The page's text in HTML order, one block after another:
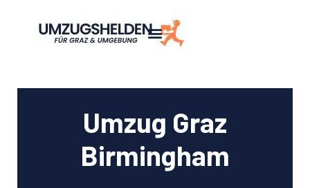
Umzug Graz
Birmingham